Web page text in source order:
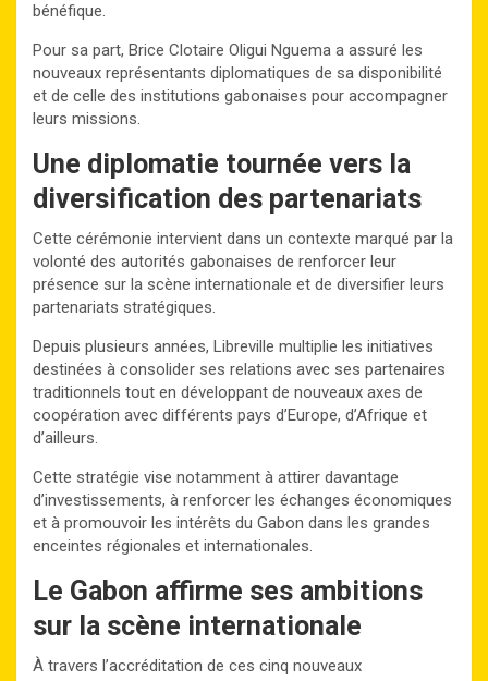
bénéfique.
Pour sa part, Brice Clotaire Oligui Nguema a assuré les
nouveaux représentants diplomatiques de sa disponibilité
et de celle des institutions gabonaises pour accompagner
leurs missions.
Une diplomatie tournée vers la
diversification des partenariats
Cette cérémonie intervient dans un contexte marqué par la
volonté des autorités gabonaises de renforcer leur
présence sur la scène internationale et de diversifier leurs
partenariats stratégiques.
Depuis plusieurs années, Libreville multiplie les initiatives
destinées à consolider ses relations avec ses partenaires
traditionnels tout en développant de nouveaux axes de
coopération avec différents pays d’Europe, d’Afrique et
d’ailleurs.
Cette stratégie vise notamment à attirer davantage
d’investissements, à renforcer les échanges économiques
et à promouvoir les intérêts du Gabon dans les grandes
enceintes régionales et internationales.
Le Gabon affirme ses ambitions
sur la scène internationale
À travers l’accréditation de ces cinq nouveaux